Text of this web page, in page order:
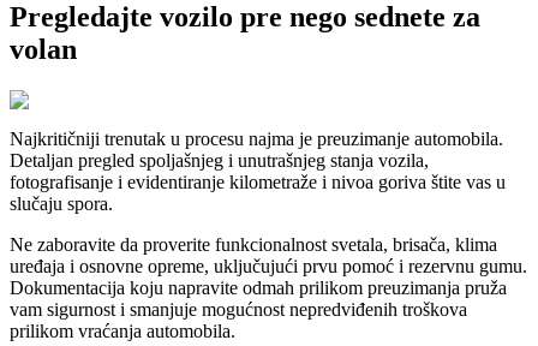
Pregledajte vozilo pre nego sednete za
volan
Najkritičniji trenutak u procesu najma je preuzimanje automobila.
Detaljan pregled spoljašnjeg i unutrašnjeg stanja vozila,
fotografisanje i evidentiranje kilometraže i nivoa goriva štite vas u
slučaju spora.
Ne zaboravite da proverite funkcionalnost svetala, brisača, klima
uređaja i osnovne opreme, uključujući prvu pomoć i rezervnu gumu.
Dokumentacija koju napravite odmah prilikom preuzimanja pruža
vam sigurnost i smanjuje mogućnost nepredviđenih troškova
prilikom vraćanja automobila.